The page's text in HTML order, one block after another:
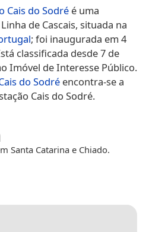
Cais do Sodré é uma
de Cascais, situada na
; foi inaugurada em 4
classificada desde 7 de
Imóvel de Interesse Público.
do Sodré encontra-se a
Cais do Sodré.
Santa Catarina e Chiado.